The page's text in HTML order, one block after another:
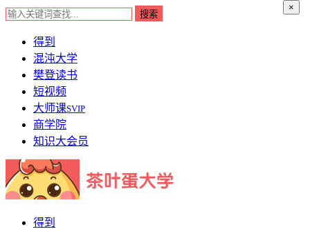
×
得到
混沌大学
樊登读书
短视频
大师课SVIP
商学院
知识大会员
得到